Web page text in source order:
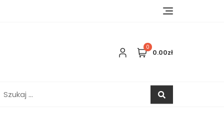
0
0.00zł